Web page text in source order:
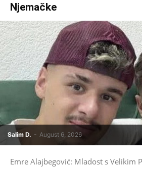
Njemačke
Salim D. - August 6, 2026
Emre Alajbegović: Mladost s Velikim